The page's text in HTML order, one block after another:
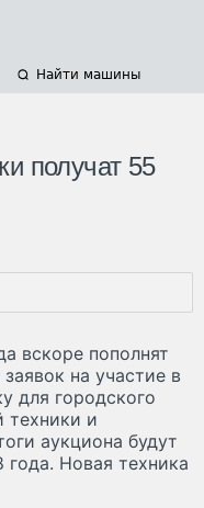
Найти машины
получат 55
вскоре пополнят
на участие в
для городского
техники и
аукциона будут
Новая техника